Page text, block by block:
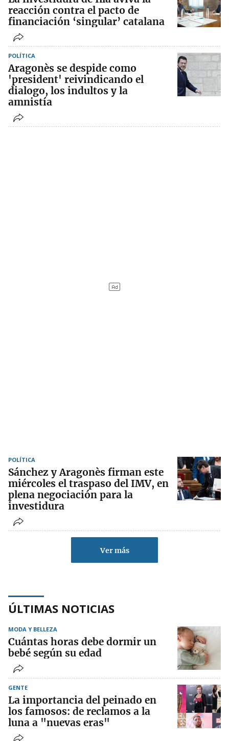
reacción contra el pacto de
financiación ‘singular’ catalana
POLÍTICA
Aragonès se despide como
'president' reivindicando el
dialogo, los indultos y la
amnistía
POLÍTICA
Sánchez y Aragonès firman este
miércoles el traspaso del IMV, en
plena negociación para la
investidura
Ver más
ÚLTIMAS NOTICIAS
MODA Y BELLEZA
Cuántas horas debe dormir un
bebé según su edad
GENTE
La importancia del peinado en
los famosos: de reclamos a la
luna a "nuevas eras"